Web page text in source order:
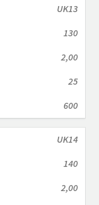
UK13
130
2,00
25
600
UK14
140
2,00